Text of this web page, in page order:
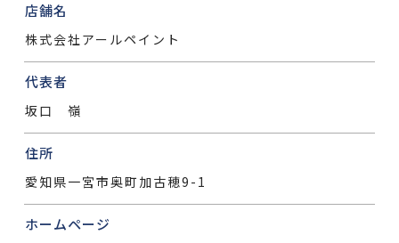
店舗名
株式会社アールペイント
代表者
坂口 嶺
住所
愛知県一宮市奥町加古穂9-1
ホームページ